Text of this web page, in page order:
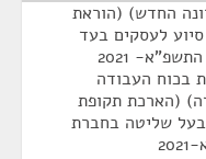
החדש) (הוראת
לעסקים בעד
בכוח העבודה
(הארכת תקופת
בעל שליטה בחברת